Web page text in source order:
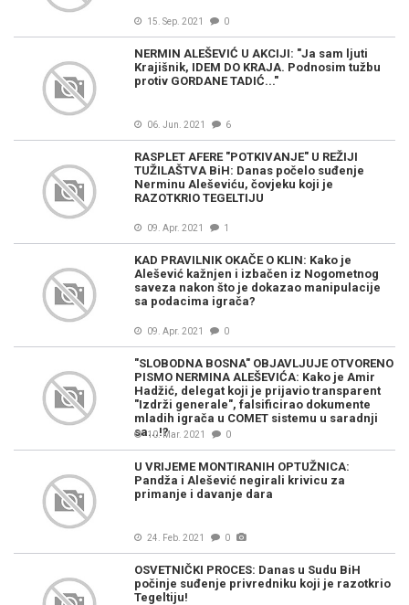
15. Sep. 2021 0
NERMIN ALEŠEVIĆ U AKCIJI: "Ja sam ljuti
Krajišnik, IDEM DO KRAJA. Podnosim tužbu
protiv GORDANE TADIĆ..."
06. Jun. 2021 6
RASPLET AFERE "POTKIVANJE" U REŽIJI
TUŽILAŠTVA BiH: Danas počelo suđenje
Nerminu Aleševiću, čovjeku koji je
RAZOTKRIO TEGELTIJU
09. Apr. 2021 1
KAD PRAVILNIK OKAČE O KLIN: Kako je
Alešević kažnjen i izbačen iz Nogometnog
saveza nakon što je dokazao manipulacije
sa podacima igrača?
09. Apr. 2021 0
"SLOBODNA BOSNA" OBJAVLJUJE OTVORENO
PISMO NERMINA ALEŠEVIĆA: Kako je Amir
Hadžić, delegat koji je prijavio transparent
"Izdrži generale", falsificirao dokumente
mladih igrača u COMET sistemu u saradnji
sa...!?
10. Mar. 2021 0
U VRIJEME MONTIRANIH OPTUŽNICA:
Pandža i Alešević negirali krivicu za
primanje i davanje dara
24. Feb. 2021 0
OSVETNIČKI PROCES: Danas u Sudu BiH
počinje suđenje privredniku koji je razotkrio
Tegeltiju!